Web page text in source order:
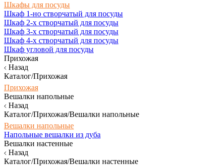
Шкафы для посуды
Шкаф 1-но створчатый для посуды
Шкаф 2-х створчатый для посуды
Шкаф 3-х створчатый для посуды
Шкаф 4-х створчатый для посуды
Шкаф угловой для посуды
Прихожая
Назад
Каталог/Прихожая
Прихожая
Вешалки напольные
Назад
Каталог/Прихожая/Вешалки напольные
Вешалки напольные
Напольные вешалки из дуба
Вешалки настенные
Назад
Каталог/Прихожая/Вешалки настенные